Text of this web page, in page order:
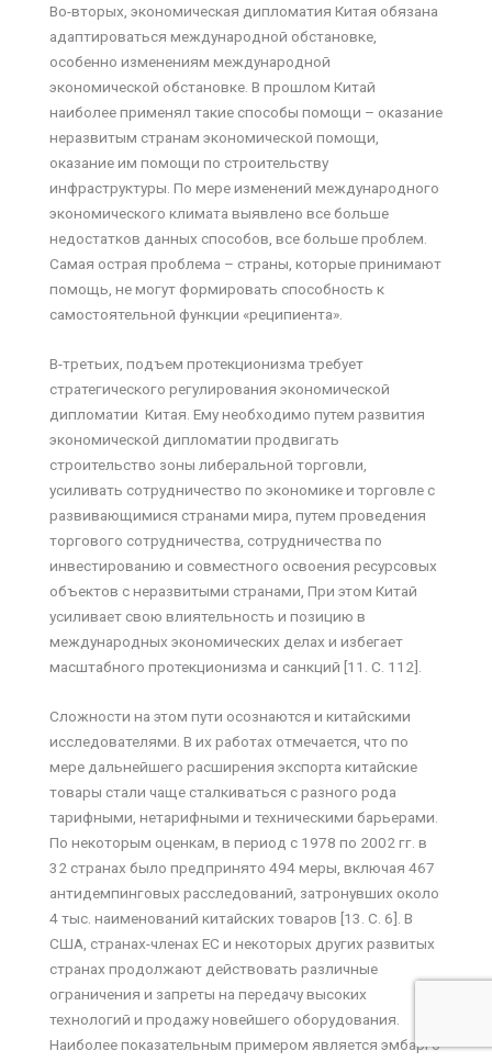
Во-вторых, экономическая дипломатия Китая обязана
адаптироваться международной обстановке,
особенно изменениям международной
экономической обстановке. В прошлом Китай
наиболее применял такие способы помощи – оказание
неразвитым странам экономической помощи,
оказание им помощи по строительству
инфраструктуры. По мере изменений международного
экономического климата выявлено все больше
недостатков данных способов, все больше проблем.
Самая острая проблема – страны, которые принимают
помощь, не могут формировать способность к
самостоятельной функции «реципиента».
В-третьих, подъем протекционизма требует
стратегического регулирования экономической
дипломатии Китая. Ему необходимо путем развития
экономической дипломатии продвигать
строительство зоны либеральной торговли,
усиливать сотрудничество по экономике и торговле с
развивающимися странами мира, путем проведения
торгового сотрудничества, сотрудничества по
инвестированию и совместного освоения ресурсовых
объектов с неразвитыми странами, При этом Китай
усиливает свою влиятельность и позицию в
международных экономических делах и избегает
масштабного протекционизма и санкций [11. С. 112].
Сложности на этом пути осознаются и китайскими
исследователями. В их работах отмечается, что по
мере дальнейшего расширения экспорта китайские
товары стали чаще сталкиваться с разного рода
тарифными, нетарифными и техническими барьерами.
По некоторым оценкам, в период с 1978 по 2002 гг. в
32 странах было предпринято 494 меры, включая 467
антидемпинговых расследований, затронувших около
4 тыс. наименований китайских товаров [13. С. 6]. В
США, странах-членах ЕС и некоторых других развитых
странах продолжают действовать различные
ограничения и запреты на передачу высоких
технологий и продажу новейшего оборудования.
Наиболее показательным примером является эмбарго